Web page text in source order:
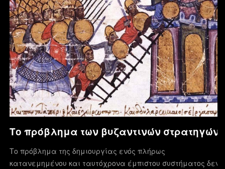
Το πρόβλημα των βυζαντινών στρατηγών
Το πρόβλημα της δημιουργίας ενός πλήρως
κατανεμημένου και ταυτόχρονα έμπιστου συστήματος δεν